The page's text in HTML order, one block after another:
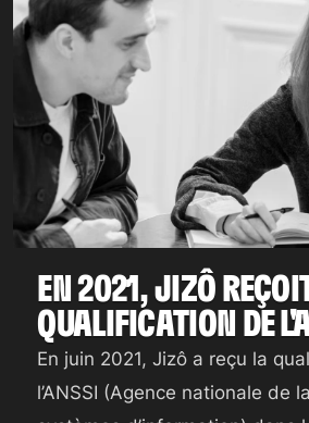
EN 2021, JIZÔ
QUALIFICATION DE
En juin 2021, Jizô a reçu la
l’ANSSI (Agence nationale de